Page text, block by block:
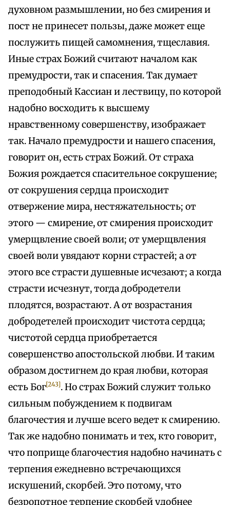
духовном размышлении, но без смирения и
пост не принесет пользы, даже может еще
послужить пищей самомнения, тщеславия.
Иные страх Божий считают началом как
премудрости, так и спасения. Так думает
преподобный Кассиан и лествицу, по которой
надобно восходить к высшему
нравственному совершенству, изображает
так. Начало премудрости и нашего спасения,
говорит он, есть страх Божий. От страха
Божия рождается спасительное сокрушение;
от сокрушения сердца происходит
отвержение мира, нестяжательность; от
этого — смирение, от смирения происходит
умерщвление своей воли; от умерщвления
своей воли увядают корни страстей; а от
этого все страсти душевные исчезают; а когда
страсти исчезнут, тогда добродетели
плодятся, возрастают. А от возрастания
добродетелей происходит чистота сердца;
чистотой сердца приобретается
совершенство апостольской любви. И таким
образом достигнем до края любви, которая
есть Бог[243]. Но страх Божий служит только
сильным побуждением к подвигам
благочестия и лучше всего ведет к смирению.
Так же надобно понимать и тех, кто говорит,
что поприще благочестия надобно начинать с
терпения ежедневно встречающихся
искушений, скорбей. Это потому, что
безропотное терпение скорбей удобнее